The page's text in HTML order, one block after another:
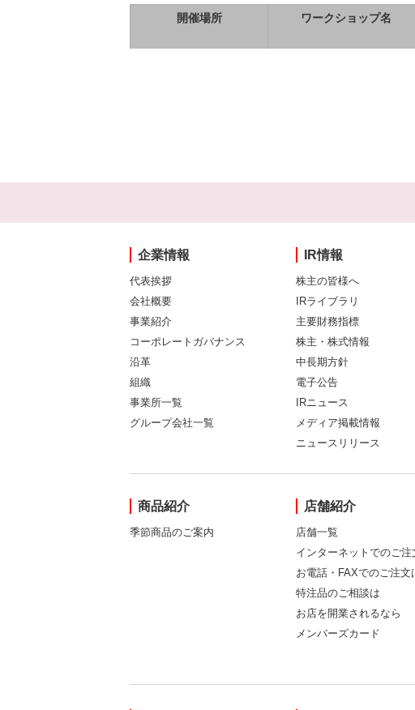
開催場所 ワークショップ名
企業情報
代表挨拶
会社概要
事業紹介
コーポレートガバナンス
沿革
組織
事業所一覧
グループ会社一覧
IR情報
株主の皆様へ
IRライブラリ
主要財務指標
株主・株式情報
中長期方針
電子公告
IRニュース
メディア掲載情報
ニュースリリース
商品紹介
季節商品のご案内
店舗紹介
店舗一覧
インターネットでのご注
お電話・FAXでのご注文
特注品のご相談は
お店を開業されるなら
メンバーズカード